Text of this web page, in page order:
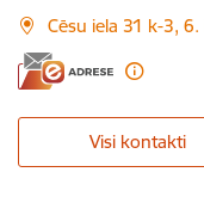
Cēsu iela 31 k-3, 6.
Visi kontakti